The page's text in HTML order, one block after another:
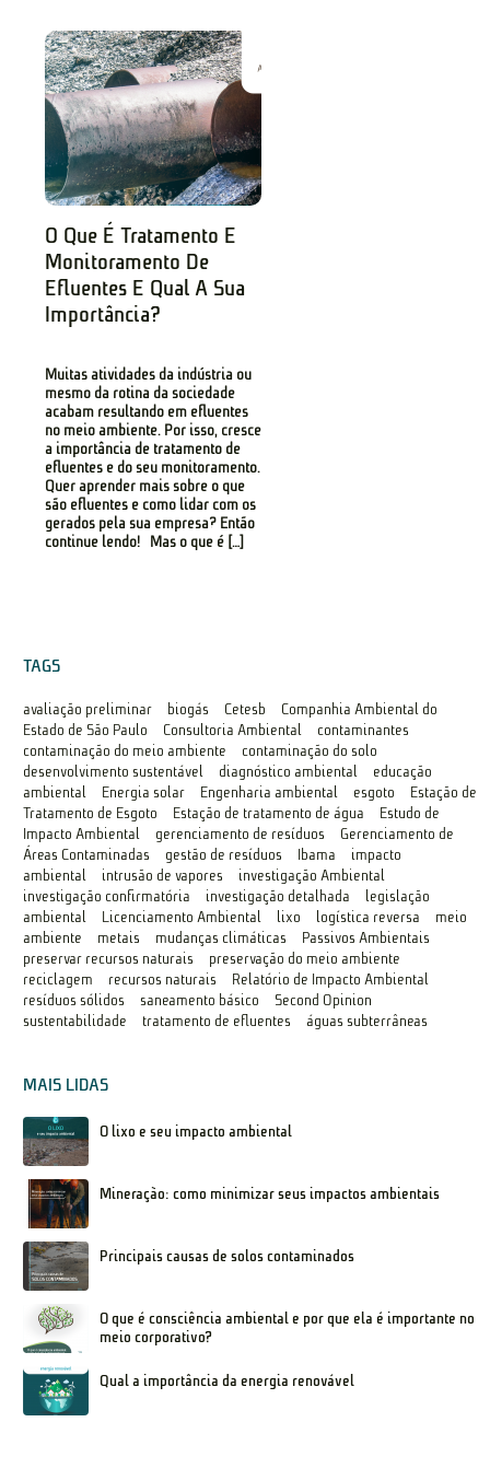
O Que É Tratamento E
Monitoramento De
Efluentes E Qual A Sua
Importância?
Muitas atividades da indústria ou
mesmo da rotina da sociedade
acabam resultando em efluentes
no meio ambiente. Por isso, cresce
a importância de tratamento de
efluentes e do seu monitoramento.
Quer aprender mais sobre o que
são efluentes e como lidar com os
gerados pela sua empresa? Então
continue lendo! Mas o que é […]
TAGS
avaliação preliminar biogás Cetesb
Companhia Ambiental do
Estado de São Paulo
Consultoria Ambiental
contaminantes
contaminação do meio ambiente
contaminação do solo
desenvolvimento sustentável
diagnóstico ambiental
educação
ambiental
Energia solar Engenharia ambiental esgoto
Estação de
Tratamento de Esgoto
Estação de tratamento de água
Estudo de
Impacto Ambiental
gerenciamento de resíduos
Gerenciamento de
Áreas Contaminadas
gestão de resíduos Ibama
impacto
ambiental
intrusão de vapores
investigação Ambiental
investigação confirmatória
investigação detalhada
legislação
ambiental
Licenciamento Ambiental lixo logística reversa
meio
ambiente
metais mudanças climáticas
Passivos Ambientais
preservar recursos naturais
preservação do meio ambiente
reciclagem
recursos naturais
Relatório de Impacto Ambiental
resíduos sólidos
saneamento básico
Second Opinion
sustentabilidade
tratamento de efluentes águas subterrâneas
MAIS LIDAS
O lixo e seu impacto ambiental
Mineração: como minimizar seus impactos ambientais
Principais causas de solos contaminados
O que é consciência ambiental e por que ela é importante no
meio corporativo?
Qual a importância da energia renovável